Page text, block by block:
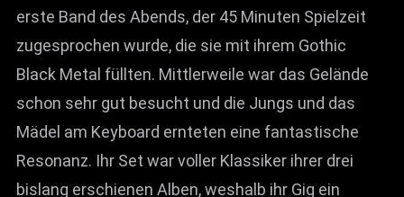
erste Band des Abends, der 45 Minuten Spielzeit
zugesprochen wurde, die sie mit ihrem Gothic
Black Metal füllten. Mittlerweile war das Gelände
schon sehr gut besucht und die Jungs und das
Mädel am Keyboard ernteten eine fantastische
Resonanz. Ihr Set war voller Klassiker ihrer drei
bislang erschienen Alben, weshalb ihr Gig ein